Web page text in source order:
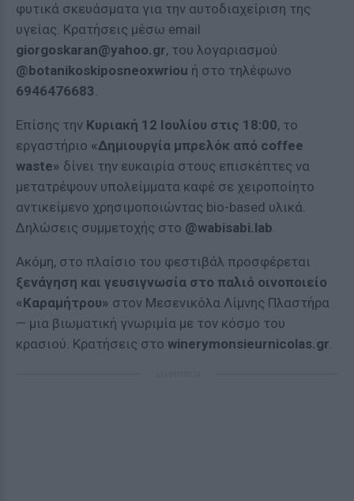
φυτικά σκευάσματα για την αυτοδιαχείριση της
υγείας. Κρατήσεις μέσω email
giorgoskaran@yahoo.gr, του λογαριασμού
@botanikoskiposneoxwriou ή στο τηλέφωνο
6946476683.
Επίσης την Κυριακή 12 Ιουλίου στις 18:00, το
εργαστήριο «Δημιουργία μπρελόκ από coffee
waste» δίνει την ευκαιρία στους επισκέπτες να
μετατρέψουν υπολείμματα καφέ σε χειροποίητο
αντικείμενο χρησιμοποιώντας bio-based υλικά.
Δηλώσεις συμμετοχής στο @wabisabi.lab.
Ακόμη, στο πλαίσιο του φεστιβάλ προσφέρεται
ξενάγηση και γευσιγνωσία στο παλιό οινοποιείο
«Καραμήτρου» στον Μεσενικόλα Λίμνης Πλαστήρα
— μια βιωματική γνωριμία με τον κόσμο του
κρασιού. Κρατήσεις στο winerymonsieurnicolas.gr.